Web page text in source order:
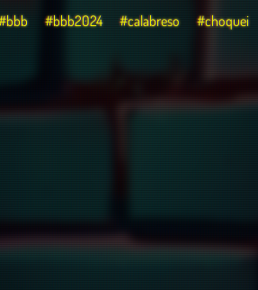
#bbb2024 #calabreso #choquei